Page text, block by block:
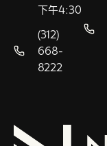
下午4:30
(312)
668-
8222